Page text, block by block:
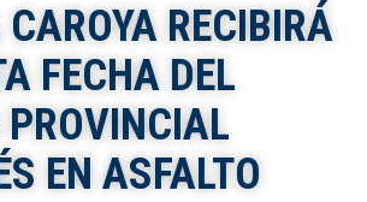
RECIBIRÁ
FECHA DEL
EN ASFALTO